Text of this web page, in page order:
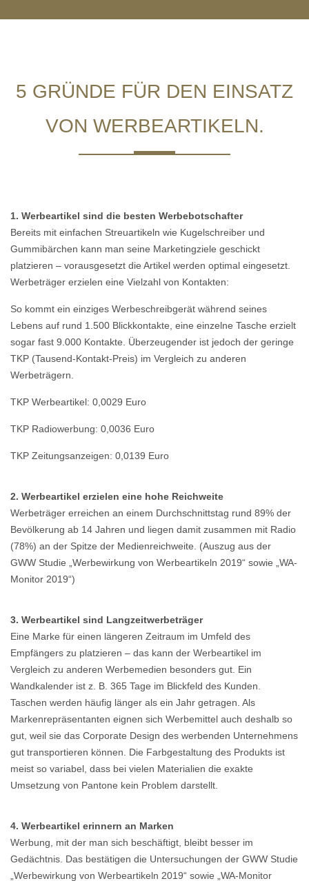
5 GRÜNDE FÜR DEN EINSATZ
VON WERBEARTIKELN.
1. Werbeartikel sind die besten Werbebotschafter
Bereits mit einfachen Streuartikeln wie Kugelschreiber und
Gummibärchen kann man seine Marketingziele geschickt
platzieren – vorausgesetzt die Artikel werden optimal eingesetzt.
Werbeträger erzielen eine Vielzahl von Kontakten:
So kommt ein einziges Werbeschreibgerät während seines
Lebens auf rund 1.500 Blickkontakte, eine einzelne Tasche erzielt
sogar fast 9.000 Kontakte. Überzeugender ist jedoch der geringe
TKP (Tausend-Kontakt-Preis) im Vergleich zu anderen
Werbeträgern.
TKP Werbeartikel: 0,0029 Euro
TKP Radiowerbung: 0,0036 Euro
TKP Zeitungsanzeigen: 0,0139 Euro
2. Werbeartikel erzielen eine hohe Reichweite
Werbeträger erreichen an einem Durchschnittstag rund 89% der
Bevölkerung ab 14 Jahren und liegen damit zusammen mit Radio
(78%) an der Spitze der Medienreichweite. (Auszug aus der
GWW Studie „Werbewirkung von Werbeartikeln 2019“ sowie „WA-
Monitor 2019“)
3. Werbeartikel sind Langzeitwerbeträger
Eine Marke für einen längeren Zeitraum im Umfeld des
Empfängers zu platzieren – das kann der Werbeartikel im
Vergleich zu anderen Werbemedien besonders gut. Ein
Wandkalender ist z. B. 365 Tage im Blickfeld des Kunden.
Taschen werden häufig länger als ein Jahr getragen. Als
Markenrepräsentanten eignen sich Werbemittel auch deshalb so
gut, weil sie das Corporate Design des werbenden Unternehmens
gut transportieren können. Die Farbgestaltung des Produkts ist
meist so variabel, dass bei vielen Materialien die exakte
Umsetzung von Pantone kein Problem darstellt.
4. Werbeartikel erinnern an Marken
Werbung, mit der man sich beschäftigt, bleibt besser im
Gedächtnis. Das bestätigen die Untersuchungen der GWW Studie
„Werbewirkung von Werbeartikeln 2019“ sowie „WA-Monitor